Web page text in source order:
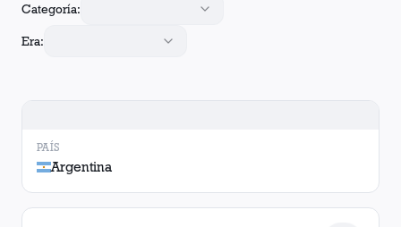
Categoría:
Era:
PAÍS
Argentina